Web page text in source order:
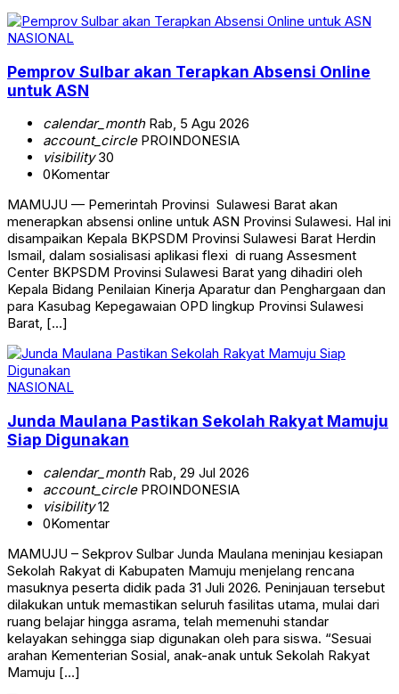
NASIONAL
Pemprov Sulbar akan Terapkan Absensi Online
untuk ASN
calendar_monthRab, 5 Agu 2026
account_circlePROINDONESIA
visibility30
0Komentar
MAMUJU — Pemerintah Provinsi Sulawesi Barat akan
menerapkan absensi online untuk ASN Provinsi Sulawesi. Hal ini
disampaikan Kepala BKPSDM Provinsi Sulawesi Barat Herdin
Ismail, dalam sosialisasi aplikasi flexi di ruang Assesment
Center BKPSDM Provinsi Sulawesi Barat yang dihadiri oleh
Kepala Bidang Penilaian Kinerja Aparatur dan Penghargaan dan
para Kasubag Kepegawaian OPD lingkup Provinsi Sulawesi
Barat, […]
NASIONAL
Junda Maulana Pastikan Sekolah Rakyat Mamuju
Siap Digunakan
calendar_monthRab, 29 Jul 2026
account_circlePROINDONESIA
visibility12
0Komentar
MAMUJU – Sekprov Sulbar Junda Maulana meninjau kesiapan
Sekolah Rakyat di Kabupaten Mamuju menjelang rencana
masuknya peserta didik pada 31 Juli 2026. Peninjauan tersebut
dilakukan untuk memastikan seluruh fasilitas utama, mulai dari
ruang belajar hingga asrama, telah memenuhi standar
kelayakan sehingga siap digunakan oleh para siswa. “Sesuai
arahan Kementerian Sosial, anak-anak untuk Sekolah Rakyat
Mamuju […]